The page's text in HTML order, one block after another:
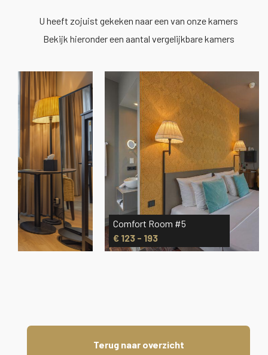
U heeft zojuist gekeken naar een van onze kamers
Bekijk hieronder een aantal vergelijkbare kamers
Comfort Room #5
€ 123 - 193
Terug naar overzicht